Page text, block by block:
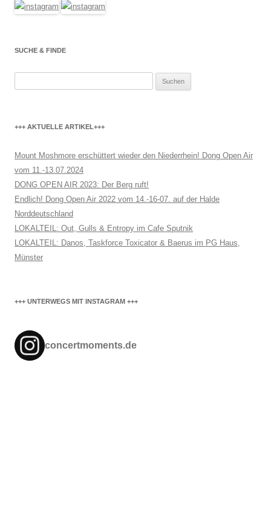
SUCHE & FINDE
+++ AKTUELLE ARTIKEL+++
Mount Moshmore erschüttert wieder den Niederrhein! Dong Open Air
vom 11.-13.07.2024
DONG OPEN AIR 2023: Der Berg ruft!
Endlich! Dong Open Air 2022 vom 14.-16-07. auf der Halde
Norddeutschland
LOKALTEIL: Out, Gulls & Entropy im Cafe Sputnik
LOKALTEIL: Danos, Taskforce Toxicator & Baerus im PG Haus,
Münster
+++ UNTERWEGS MIT INSTAGRAM +++
concertmoments.de